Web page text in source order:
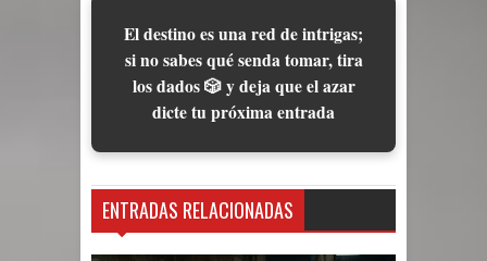
El destino es una red de intrigas;
si no sabes qué senda tomar, tira
los dados 🎲 y deja que el azar
dicte tu próxima entrada
ENTRADAS RELACIONADAS